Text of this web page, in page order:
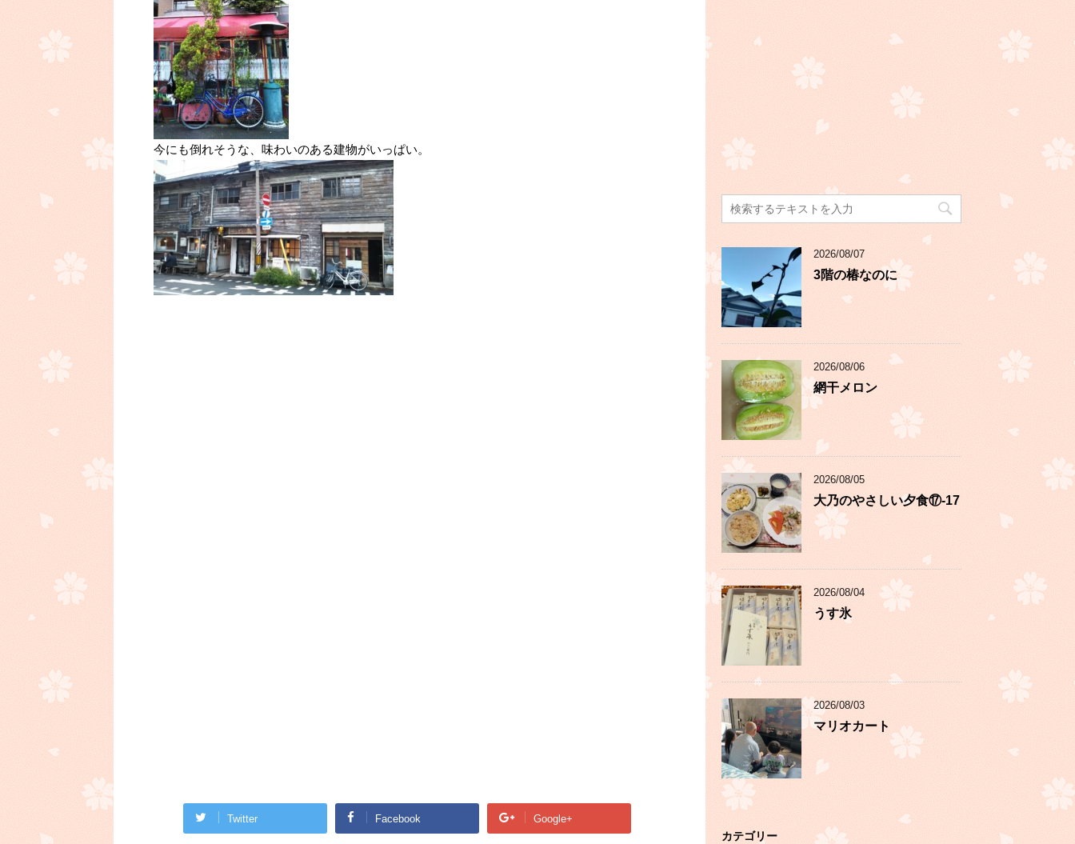
今にも倒れそうな、味わいのある建物がいっぱい。
Twitter Facebook Google+
2026/08/07
3階の椿なのに
2026/08/06
網干メロン
2026/08/05
大乃のやさしい夕食⑰-17
2026/08/04
うす氷
2026/08/03
マリオカート
カテゴリー